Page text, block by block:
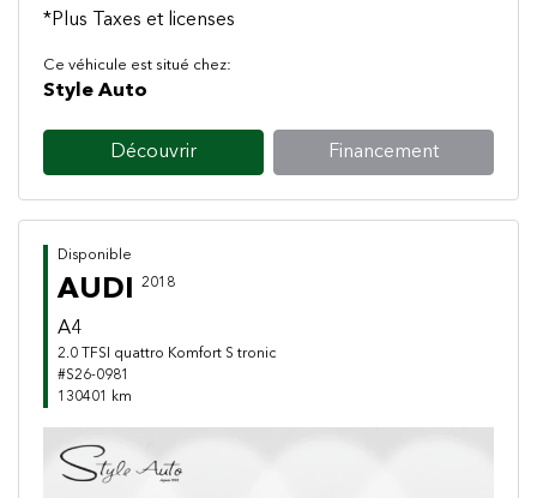
*Plus Taxes et licenses
Ce véhicule est situé chez:
Style Auto
Découvrir Financement
Disponible
AUDI 2018
A4
2.0 TFSI quattro Komfort S tronic
#S26-0981
130401 km